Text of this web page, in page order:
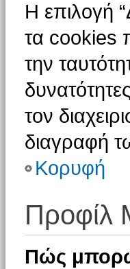
Η επιλογή
τα cookies
την
τον
διαγραφή
Κορυφή
Προφίλ
Πώς μπορώ